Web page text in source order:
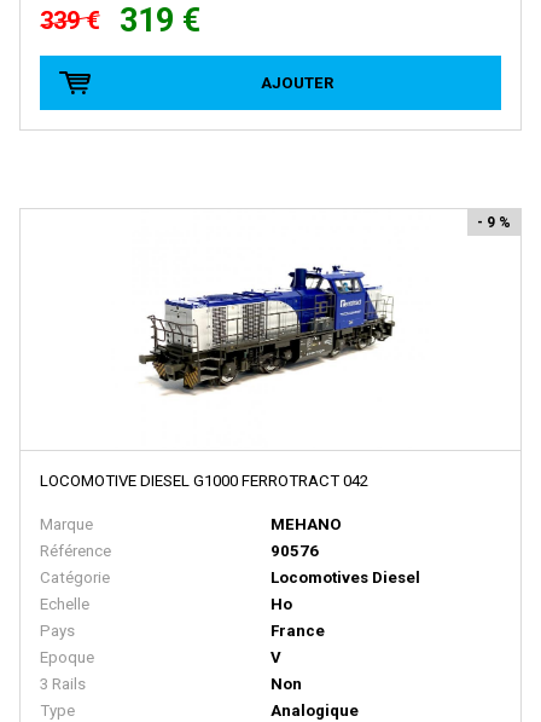
HOBBYTRAIN
HOCHSTRASSER
HOLLAND RAIL
ITALERI
JAERGERNDORFER
JALOPHI
JCR
JECO AB
339 € 319 €
AJOUTER
LOCOMOTIVE DIESEL G1000 FERROTRACT 042
Marque
MEHANO
Référence
90576
Catégorie
Locomotives Diesel
Echelle
Ho
Pays
France
Epoque
V
3 Rails
Non
Type
Analogique
- 9 %